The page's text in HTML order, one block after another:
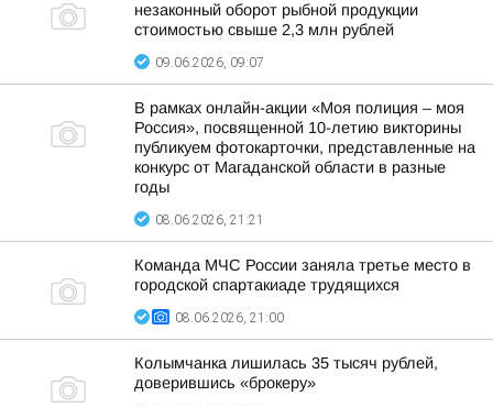
незаконный оборот рыбной продукции
стоимостью свыше 2,3 млн рублей
09.06.2026, 09:07
В рамках онлайн-акции «Моя полиция – моя
Россия», посвященной 10-летию викторины
публикуем фотокарточки, представленные на
конкурс от Магаданской области в разные
годы
08.06.2026, 21:21
Команда МЧС России заняла третье место в
городской спартакиаде трудящихся
08.06.2026, 21:00
Колымчанка лишилась 35 тысяч рублей,
доверившись «брокеру»